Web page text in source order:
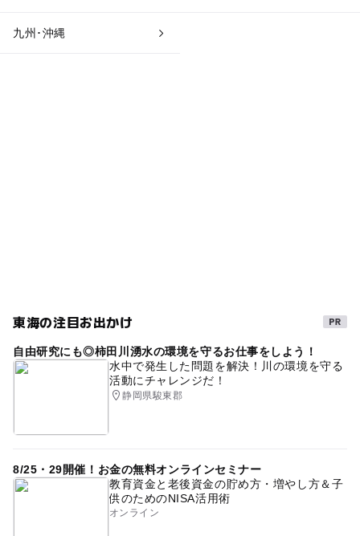
九州･沖縄
東海の注目お出かけ
自由研究にも◎柿田川湧水の環境を守るお仕事をしよう！
水中で発生した問題を解決！川の環境を守る
活動にチャレンジだ！
静岡県駿東郡
8/25・29開催！お金の無料オンラインセミナー
教育資金と老後資金の貯め方・増やし方＆子
供のためのNISA活用術
オンライン